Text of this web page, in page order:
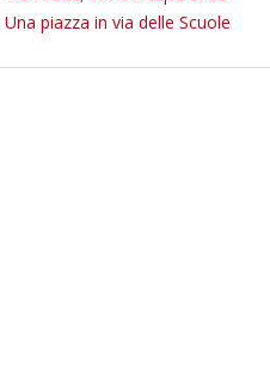
Una piazza in via delle Scuole